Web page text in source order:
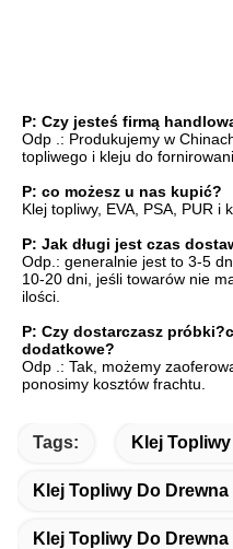
P: Czy jesteś firmą
Odp .: Produkujemy w
topliwego i kleju do
P: co możesz u nas kupić?
Klej topliwy, EVA, PSA, PUR i
P: Jak długi jest czas
Odp.: generalnie jest to 3-5
10-20 dni, jeśli towarów nie
ilości.
P: Czy dostarczasz
dodatkowe?
Odp .: Tak, możemy
ponosimy kosztów frachtu.
Tags: Klej
Klej Topliwy Do Drewna
Klej Topliwy Do Drewna